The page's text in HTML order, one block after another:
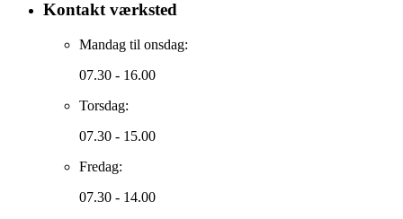
Kontakt værksted
Mandag til onsdag:
07.30 - 16.00
Torsdag:
07.30 - 15.00
Fredag:
07.30 - 14.00